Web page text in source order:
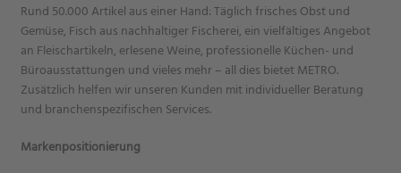
Rund 50.000 Artikel aus einer Hand: Täglich frisches Obst und
Gemüse, Fisch aus nachhaltiger Fischerei, ein vielfältiges Angebot
an Fleischartikeln, erlesene Weine, professionelle Küchen- und
Büroausstattungen und vieles mehr – all dies bietet METRO.
Zusätzlich helfen wir unseren Kunden mit individueller Beratung
und branchenspezifischen Services.
Markenpositionierung